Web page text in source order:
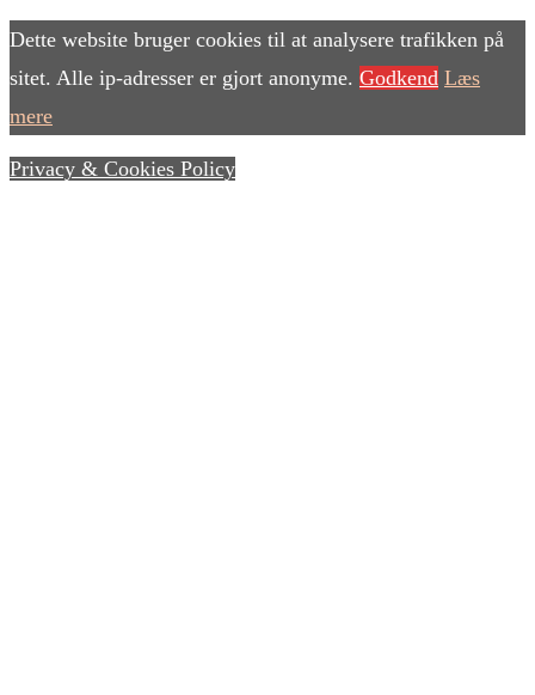
Dette website bruger cookies til at analysere trafikken på
sitet. Alle ip-adresser er gjort anonyme. Godkend Læs
mere
Privacy & Cookies Policy